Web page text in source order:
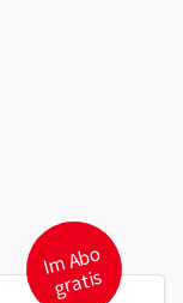
I
m
A
b
o
gr
atis